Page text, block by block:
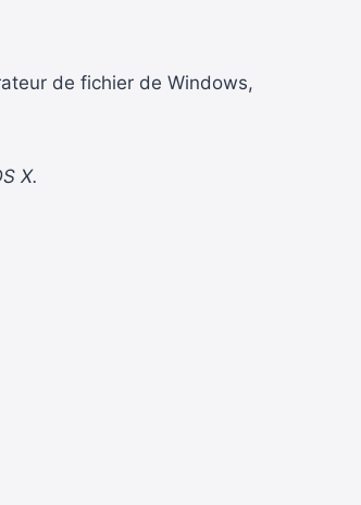
de fichier de Windows,
X.